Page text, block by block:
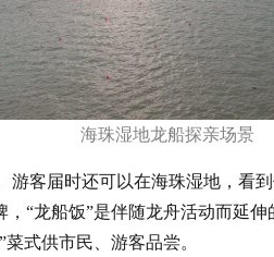
海珠湿地龙船探亲场景
游客届时还可以在海珠湿地，看
“龙船饭”是伴随龙舟活动而延
式供市民、游客品尝。